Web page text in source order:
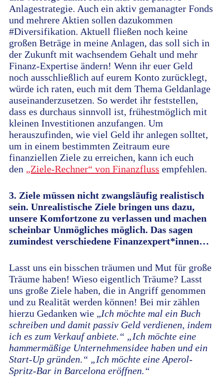
Anlagestrategie. Auch ein aktiv gemanagter Fonds
und mehrere Aktien sollen dazukommen
#Diversifikation. Aktuell fließen noch keine
großen Beträge in meine Anlagen, das soll sich in
der Zukunft mit wachsendem Gehalt und mehr
Finanz-Expertise ändern! Wenn ihr euer Geld
noch ausschließlich auf eurem Konto zurücklegt,
würde ich raten, euch mit dem Thema Geldanlage
auseinanderzusetzen. So werdet ihr feststellen,
dass es durchaus sinnvoll ist, frühestmöglich mit
kleinen Investitionen anzufangen. Um
herauszufinden, wie viel Geld ihr anlegen solltet,
um in einem bestimmten Zeitraum eure
finanziellen Ziele zu erreichen, kann ich euch
den „Ziele-Rechner“ von Finanzfluss empfehlen.
3. Ziele müssen nicht zwangsläufig realistisch
sein. Unrealistische Ziele bringen uns dazu,
unsere Komfortzone zu verlassen und machen
scheinbar Unmögliches möglich. Das sagen
zumindest verschiedene Finanzexpert*innen…
Lasst uns ein bisschen träumen und Mut für große
Träume haben! Wieso eigentlich Träume? Lasst
uns große Ziele haben, die in Angriff genommen
und zu Realität werden können! Bei mir zählen
hierzu Gedanken wie „Ich möchte mal ein Buch
schreiben und damit passiv Geld verdienen, indem
ich es zum Verkauf anbiete.“ „Ich möchte eine
hammermäßige Unternehmensidee haben und ein
Start-Up gründen.“ „Ich möchte eine Aperol-
Spritz-Bar in Barcelona eröffnen.“